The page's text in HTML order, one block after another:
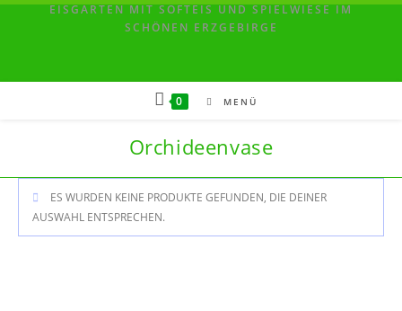
EISGARTEN MIT SOFTEIS UND SPIELWIESE IM
SCHÖNEN ERZGEBIRGE
0 MENÜ
Orchideenvase
ES WURDEN KEINE PRODUKTE GEFUNDEN, DIE DEINER
AUSWAHL ENTSPRECHEN.